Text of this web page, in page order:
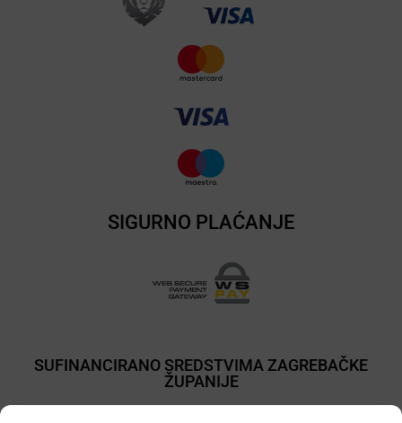
SIGURNO PLAĆANJE
SUFINANCIRANO SREDSTVIMA ZAGREBAČKE
ŽUPANIJE